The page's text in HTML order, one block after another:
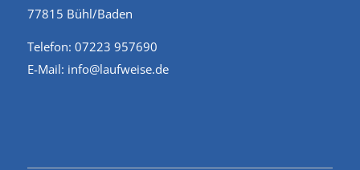
77815 Bühl/Baden
Telefon: 07223 957690
E-Mail: info@laufweise.de